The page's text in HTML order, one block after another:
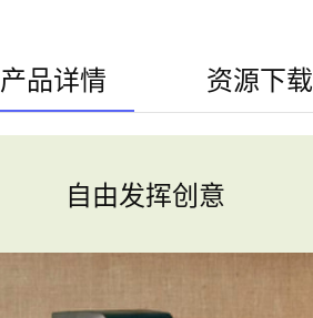
产品详情 资源下载
自由发挥创意